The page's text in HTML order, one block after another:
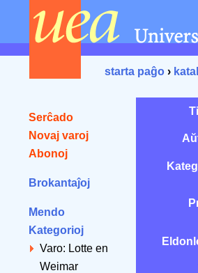
starta paĝo ›
Serĉado
Novaj varoj
Abonoj
Brokantaĵoj
Mendo
Kategorioj
Varo: Lotte en
Weimar